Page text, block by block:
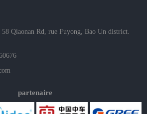
Qiaonan Rd, rue Fuyong, Bao Un district.
partenaire